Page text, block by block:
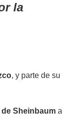
la
, y parte de su
Sheinbaum a